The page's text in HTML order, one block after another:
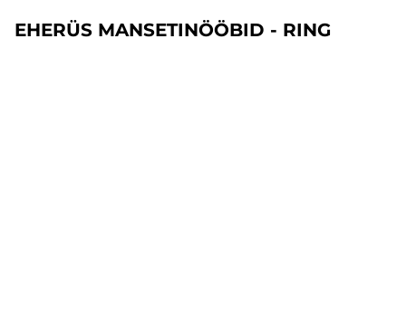
EHERÜS MANSETINÖÖBID - RING
1 / 6